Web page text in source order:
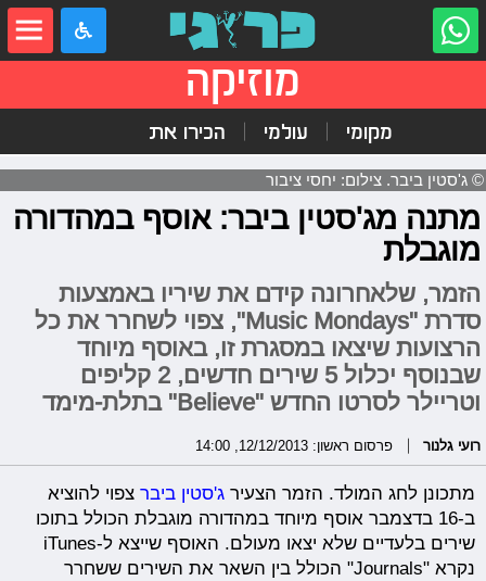
מוזיקה
מקומי עולמי הכירו את
© ג'סטין ביבר. צילום: יחסי ציבור
מתנה מג'סטין ביבר: אוסף במהדורה
מוגבלת
הזמר, שלאחרונה קידם את שיריו באמצעות
סדרת "Music Mondays", צפוי לשחרר את כל
הרצועות שיצאו במסגרת זו, באוסף מיוחד
שבנוסף יכלול 5 שירים חדשים, 2 קליפים
וטריילר לסרטו החדש "Believe" בתלת-מימד
רועי גלנור פרסום ראשון: 12/12/2013, 14:00
מתכונן לחג המולד. הזמר הצעירג'סטין ביבר צפוי להוציא
ב-16 בדצמבר אוסף מיוחד במהדורה מוגבלת הכולל בתוכו
שירים בלעדיים שלא יצאו מעולם. האוסף שייצא ל-iTunes
נקרא "Journals" הכולל בין השאר את השירים ששחרר